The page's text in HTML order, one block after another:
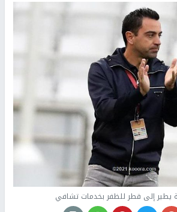
يطير إلى قطر للظفر بخدمات تشافي